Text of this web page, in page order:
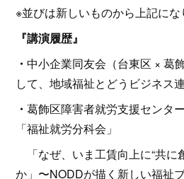
※並びは新しいものから上記にな
『講演履歴』
・中小企業同友会（台東区 × 葛
して、地域福祉とどうビジネス
・葛飾区障害者就労支援センタ
「福祉就労分科会」
「なぜ、いま工賃向上に“共に
か」〜NODDが描く新しい福祉